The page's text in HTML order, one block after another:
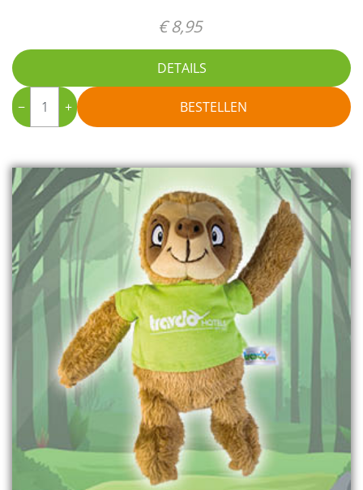
€ 8,95
DETAILS
− + BESTELLEN